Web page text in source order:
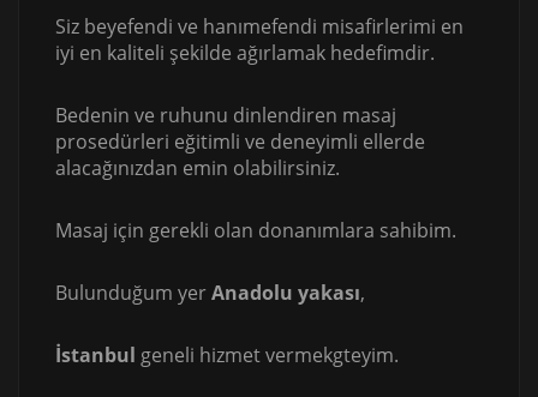
Siz beyefendi ve hanımefendi misafirlerimi en
iyi en kaliteli şekilde ağırlamak hedefimdir.
Bedenin ve ruhunu dinlendiren masaj
prosedürleri eğitimli ve deneyimli ellerde
alacağınızdan emin olabilirsiniz.
Masaj için gerekli olan donanımlara sahibim.
Bulunduğum yerAnadolu yakası,
İstanbul geneli hizmet vermekgteyim.